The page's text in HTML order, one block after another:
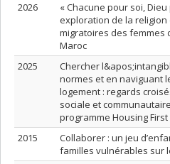
2026
« Chacune pour soi,
exploration de la
migratoires des femmes
Maroc
2025
Chercher
normes et en naviguant
logement : regards
sociale et
programme Housing First
2015
Collaborer : un jeu
familles vulnérables sur